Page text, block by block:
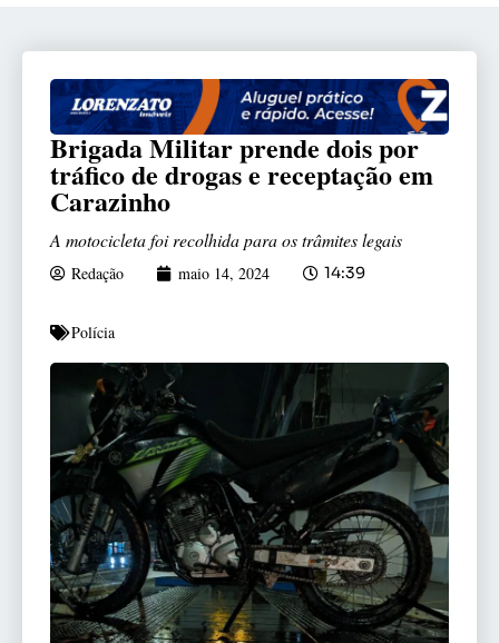
Brigada Militar prende dois por
tráfico de drogas e receptação em
Carazinho
A motocicleta foi recolhida para os trâmites legais
Redação maio 14, 2024 14:39
Polícia